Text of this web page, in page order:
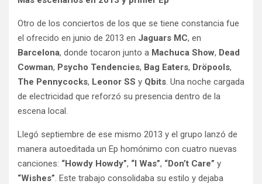
Otro de los conciertos de los que se tiene constancia fue
el ofrecido en junio de 2013 en Jaguars MC, en
Barcelona, donde tocaron junto a Machuca Show, Dead
Cowman, Psycho Tendencies, Bag Eaters, Dröpools,
The Pennycocks, Leonor SS y Qbits. Una noche cargada
de electricidad que reforzó su presencia dentro de la
escena local.
Llegó septiembre de ese mismo 2013 y el grupo lanzó de
manera autoeditada un Ep homónimo con cuatro nuevas
canciones: “Howdy Howdy”, “I Was”, “Don’t Care” y
“Wishes”. Este trabajo consolidaba su estilo y dejaba